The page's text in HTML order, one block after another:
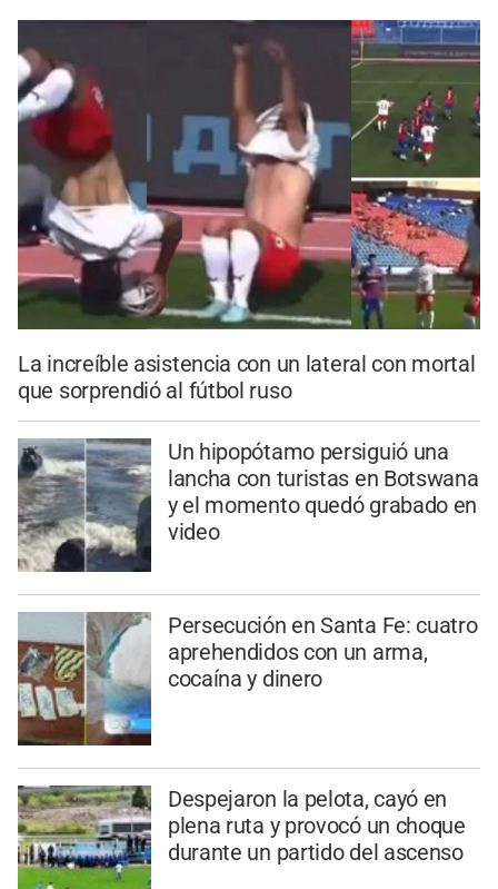
La increíble asistencia con un lateral con mortal
que sorprendió al fútbol ruso
Un hipopótamo persiguió una
lancha con turistas en Botswana
y el momento quedó grabado en
video
Persecución en Santa Fe: cuatro
aprehendidos con un arma,
cocaína y dinero
Despejaron la pelota, cayó en
plena ruta y provocó un choque
durante un partido del ascenso